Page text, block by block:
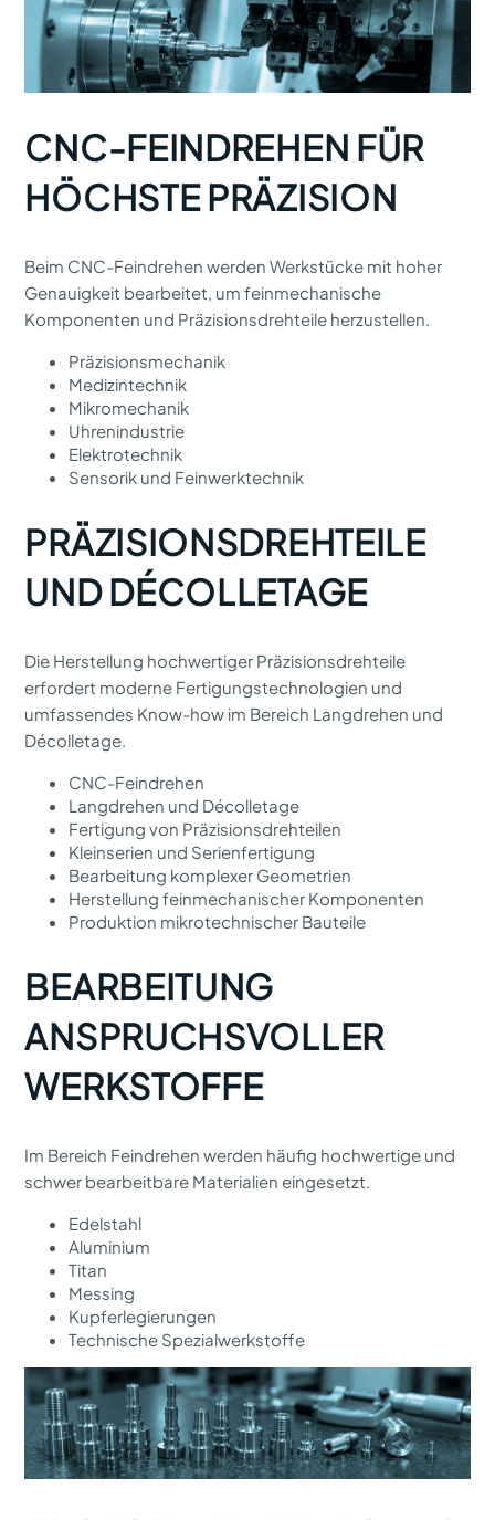
CNC-FEINDREHEN FÜR
HÖCHSTE PRÄZISION
Beim CNC-Feindrehen werden Werkstücke mit hoher
Genauigkeit bearbeitet, um feinmechanische
Komponenten und Präzisionsdrehteile herzustellen.
Präzisionsmechanik
Medizintechnik
Mikromechanik
Uhrenindustrie
Elektrotechnik
Sensorik und Feinwerktechnik
PRÄZISIONSDREHTEILE
UND DÉCOLLETAGE
Die Herstellung hochwertiger Präzisionsdrehteile
erfordert moderne Fertigungstechnologien und
umfassendes Know-how im Bereich Langdrehen und
Décolletage.
CNC-Feindrehen
Langdrehen und Décolletage
Fertigung von Präzisionsdrehteilen
Kleinserien und Serienfertigung
Bearbeitung komplexer Geometrien
Herstellung feinmechanischer Komponenten
Produktion mikrotechnischer Bauteile
BEARBEITUNG
ANSPRUCHSVOLLER
WERKSTOFFE
Im Bereich Feindrehen werden häufig hochwertige und
schwer bearbeitbare Materialien eingesetzt.
Edelstahl
Aluminium
Titan
Messing
Kupferlegierungen
Technische Spezialwerkstoffe